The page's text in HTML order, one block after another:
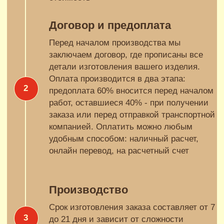
ПОДРОБНЕЕ
Мебель для шоурумов